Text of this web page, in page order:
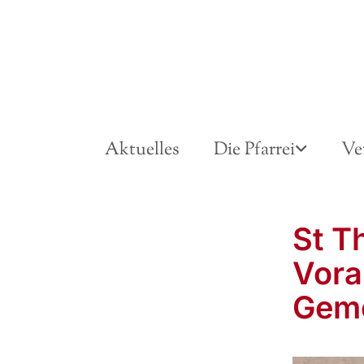
Aktuelles Die Pfarrei
St